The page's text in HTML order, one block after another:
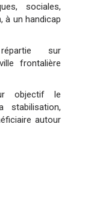
sociales,
à un handicap
sur
frontalière
objectif le
stabilisation,
autour